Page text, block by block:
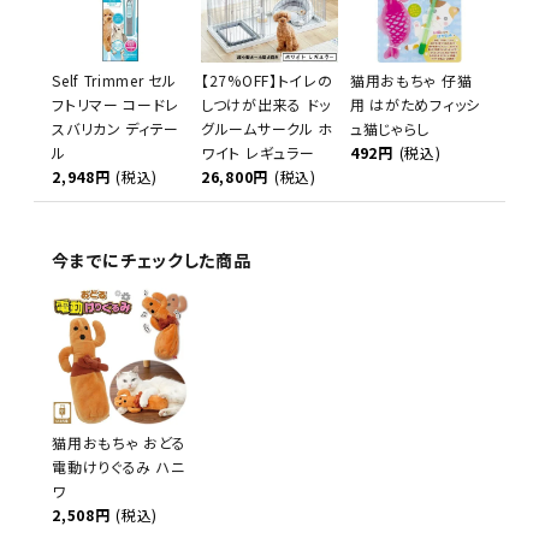
Self Trimmer セル
フトリマー コードレ
スバリカン ディテー
ル
2,948円 (税込)
【27%OFF】トイレの
しつけが出来る ドッ
グルームサークル ホ
ワイト レギュラー
26,800円 (税込)
猫用おもちゃ 仔猫
用 はがためフィッシ
ュ猫じゃらし
492円 (税込)
今までにチェックした商品
猫用おもちゃ おどる
電動けりぐるみ ハニ
ワ
2,508円 (税込)